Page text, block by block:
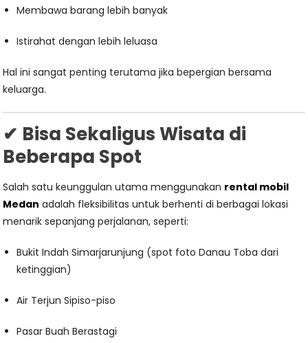
Membawa barang lebih banyak
Istirahat dengan lebih leluasa
Hal ini sangat penting terutama jika bepergian bersama
keluarga.
✔ Bisa Sekaligus Wisata di
Beberapa Spot
Salah satu keunggulan utama menggunakan rental mobil
Medan adalah fleksibilitas untuk berhenti di berbagai lokasi
menarik sepanjang perjalanan, seperti:
Bukit Indah Simarjarunjung (spot foto Danau Toba dari
ketinggian)
Air Terjun Sipiso-piso
Pasar Buah Berastagi